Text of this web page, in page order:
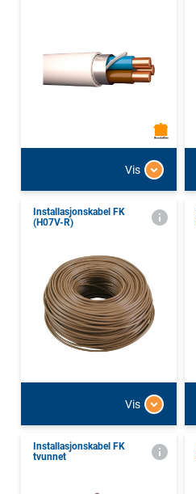
Vis
Installasjonskabel FK
(H07V-R)
Vis
Installasjonskabel FK
tvunnet